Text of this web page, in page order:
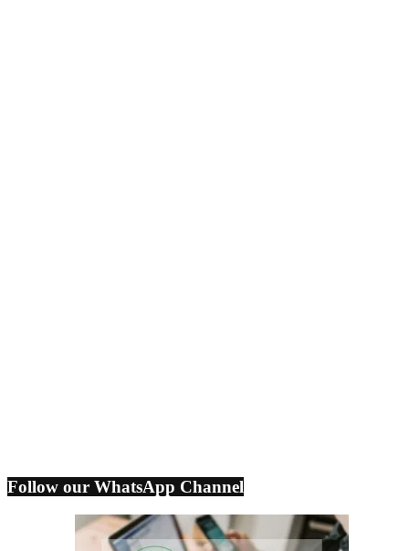
Follow our WhatsApp Channel